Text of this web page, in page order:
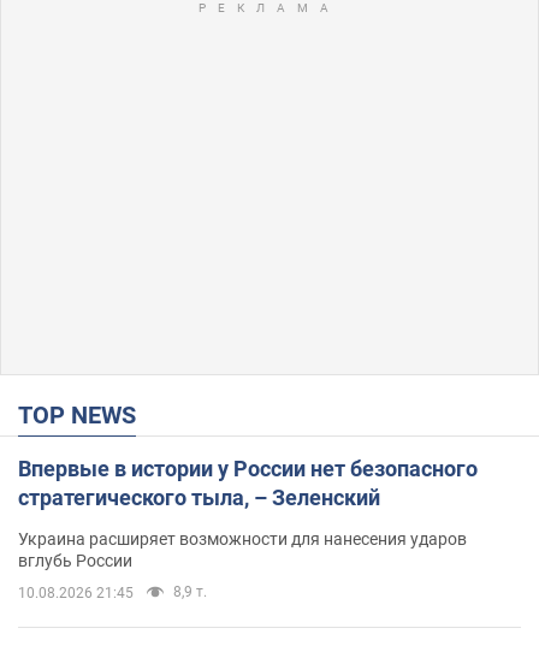
TOP NEWS
Впервые в истории у России нет безопасного
стратегического тыла, – Зеленский
Украина расширяет возможности для нанесения ударов
вглубь России
10.08.2026 21:45 8,9 т.